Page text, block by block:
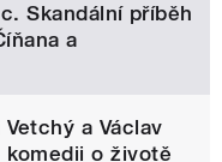
Skandální příběh
a
a Václav
o životě